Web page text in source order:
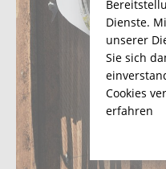
Dienste.
unserer
Sie sich
Cookies
erfahren